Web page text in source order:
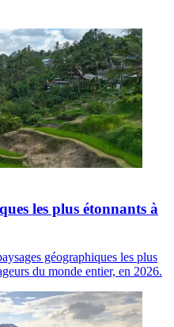
les plus étonnants à
géographiques les plus
du monde entier, en 2026.